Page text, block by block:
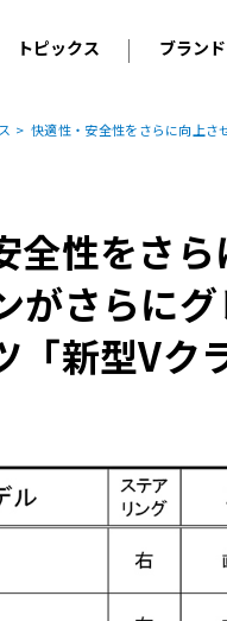
トピックス
ニュース
コラム
ブランド
輸入車
快適性・安全性をさらに向上さ
全性をさ
がさらに
「新型Vク